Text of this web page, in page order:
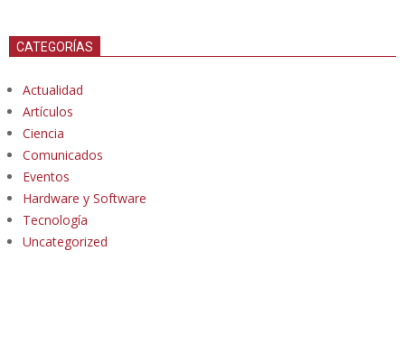
CATEGORÍAS
Actualidad
Artículos
Ciencia
Comunicados
Eventos
Hardware y Software
Tecnología
Uncategorized